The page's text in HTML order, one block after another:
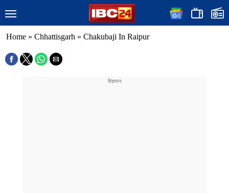
Home » Chhattisgarh » Chakubaji In Raipur